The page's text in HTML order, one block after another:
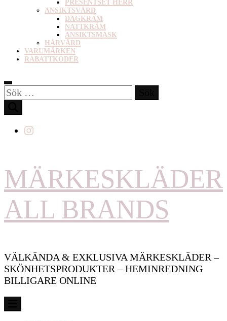
PRESENTSET HERR
ANSIKTSVÅRD
DAGKRÄM
NATTKRÄM
ANSIKTSMASK
HÅRVÅRD
VARUMÄRKEN
RABATTKODER
Sök
efter:
MÄRKESKLÄDER
ALL BRANDS
VÄLKÄNDA & EXKLUSIVA MÄRKESKLÄDER –
SKÖNHETSPRODUKTER – HEMINREDNING
BILLIGARE ONLINE